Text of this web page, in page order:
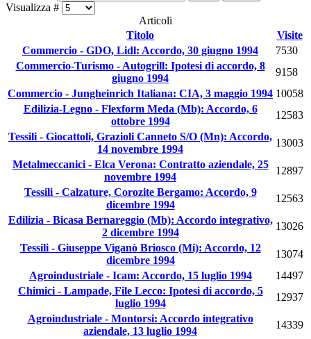
Visualizza #
Articoli
Titolo
Visite
Commercio - GDO, Lidl: Accordo, 30 giugno 1994
7530
Commercio-Turismo - Autogrill: Ipotesi di accordo, 8
giugno 1994
9158
Commercio - Jungheinrich Italiana: CIA, 3 maggio 1994 10058
Edilizia-Legno - Flexform Meda (Mb): Accordo, 6
ottobre 1994
12583
Tessili - Giocattoli, Grazioli Canneto S/O (Mn): Accordo,
14 novembre 1994
13003
Metalmeccanici - Elca Verona: Contratto aziendale, 25
novembre 1994
12897
Tessili - Calzature, Corozite Bergamo: Accordo, 9
dicembre 1994
12563
Edilizia - Bicasa Bernareggio (Mb): Accordo integrativo,
2 dicembre 1994
13026
Tessili - Giuseppe Viganò Briosco (Mi): Accordo, 12
dicembre 1994
13074
Agroindustriale - Icam: Accordo, 15 luglio 1994
14497
Chimici - Lampade, File Lecco: Ipotesi di accordo, 5
luglio 1994
12937
Agroindustriale - Montorsi: Accordo integrativo
aziendale, 13 luglio 1994
14339